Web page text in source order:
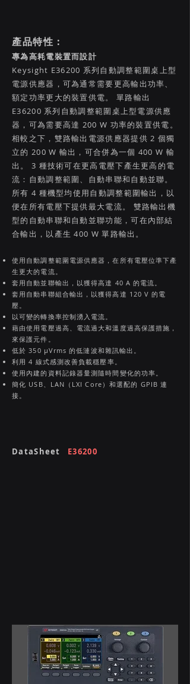
產品特性 :
專為高耗電裝置而設計
Keysight E36200 系列自動調整範圍桌上型
電源供應器，可為通常需要更高輸出功率、
額定功率更大的裝置供電。 單路輸出
E36200 系列自動調整範圍桌上型電源供應
器，可為需要高達 200 W 功率的裝置供電。
相較之下，雙路輸出電源供應器提供 2 個獨
立的 200 W 輸出，可合併為一個 400 W 輸
出。 3 種技術可在更高電壓下產生更高的電
流：自動調整範圍、自動串聯和自動並聯。
所有 4 種機型均使用自動調整範圍輸出，以
便在所有電壓下提供最大電流。 雙路輸出機
型的自動串聯和自動並聯功能，可在內部結
合輸出，以產生 400 W 單路輸出。
使用自動調整範圍電源供應器，在所有電壓位準下產
生更大的電流。
套用自動並聯輸出，以獲得高達 40 A 的電流。
套用自動串聯組合輸出，以獲得高達 120 V 的電
壓。
以可變的轉換率控制湧入電流。
藉由使用電壓過高、電流過大和溫度過高保護措施，
來保護元件。
低於 350 µVrms 的低漣波和雜訊輸出。
利用 4 線式感測改善負載穩壓率。
使用內建的資料記錄器量測隨時間變化的功率。
簡化 USB、LAN（LXI Core）和選配的 GPIB 連
接。
DataSheet E36200